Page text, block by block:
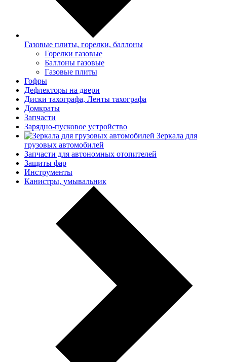
Газовые плиты, горелки, баллоны
Горелки газовые
Баллоны газовые
Газовые плиты
Гофры
Дефлекторы на двери
Диски тахографа, Ленты тахографа
Домкраты
Запчасти
Зарядно-пусковое устройство
Зеркала для
грузовых автомобилей
Запчасти для автономных отопителей
Защиты фар
Инструменты
Канистры, умывальник